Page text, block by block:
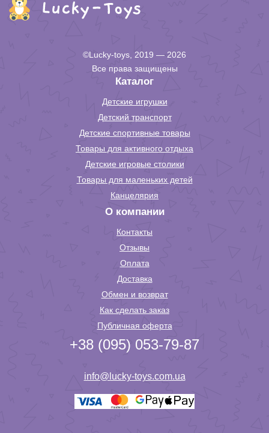
©Lucky-toys, 2019 — 2026
Все права защищены
Каталог
Детские игрушки
Детский транспорт
Детские спортивные товары
Товары для активного отдыха
Детские игровые столики
Товары для маленьких детей
Канцелярия
О компании
Контакты
Отзывы
Оплата
Доставка
Обмен и возврат
Как сделать заказ
Публичная оферта
+38 (095) 053-79-87
info@lucky-toys.com.ua